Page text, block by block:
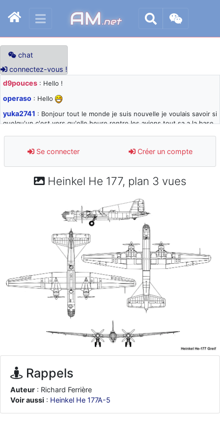
AM.net
chat
connectez-vous !
d9pouces : Hello !
operaso : Hello
yuka2741 : Bonjour tout le monde je suis nouvelle je voulais savoir si
quelqu'un c'est vers qu'elle heure rentre les avions tout sa a la base
d9pouces: désolé pour les quelques blocages du site ces derniers
jours : je teste des méthodes contre le spam et les bots trop nocifs
: Super, la nouvelle bannière
: je suis un avion@,._,+ > lesquels ? je ne suis pas sûr de
: ouakamois > si tu parles du sujet sur l'Armée de l'Air,
bien sûr que oui !
je suis un avion@,._,+ : Bonjour je viens d'arriver il y a quelques
moi et quelques avions n'ont pas les mêmes noms qu'aujourd'hui
ouakamois: Bonjourà toutes et à tous.en espérantque ces
quelques images du Pays Basque vous auront plu ; Agur…
: Je me rattraperai à la Ferté samedi
: Malheureusement non
: Bonjour, certains parmis vous étaient-ils présent au
meeting de Lann Bihoué de 2026 ?
cachée dans les pins: Coucou et excellente année 2026 à tous et
au site!
jericho
: Bonne année et tous mes meilleurs voeux à tous pour
2026 !
little boy : je vous souhaite un bon réveillon pour cette nouvelle
année!
Se connecter Créer un compte
Heinkel He 177, plan 3 vues
Rappels
Auteur : Richard Ferrière
Voir aussi : Heinkel He 177A-5